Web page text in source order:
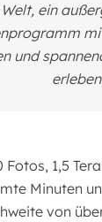
ein
und
Fotos, 1,5
Minuten
von